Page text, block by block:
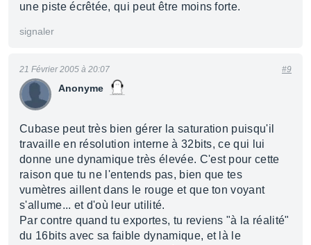
une piste écrêtée, qui peut être moins forte.
signaler
Anonyme
21 Février 2005 à 20:07 #9
Cubase peut très bien gérer la saturation puisqu'il
travaille en résolution interne à 32bits, ce qui lui
donne une dynamique très élevée. C'est pour cette
raison que tu ne l'entends pas, bien que tes
vumètres aillent dans le rouge et que ton voyant
s'allume... et d'où leur utilité.
Par contre quand tu exportes, tu reviens "à la réalité"
du 16bits avec sa faible dynamique, et là le